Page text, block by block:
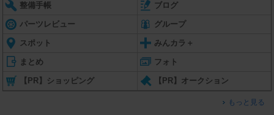
整備手帳 ブログ
パーツレビュー グループ
スポット みんカラ＋
まとめ フォト
【PR】ショッピング 【PR】オークション
もっと見る